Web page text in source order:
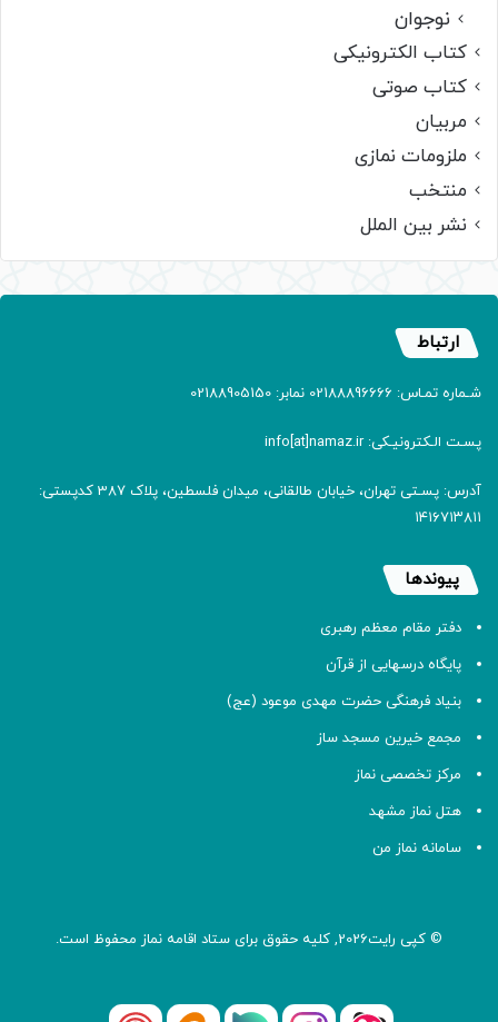
نوجوان
کتاب الکترونیکی
کتاب صوتی
مربیان
ملزومات نمازی
منتخب
نشر بین الملل
ارتباط
شـماره تمـاس: 02188896666 نمابر: 02188905150
پسـت الـکترونیـکی: info[at]namaz.ir
آدرس: پسـتی تهران، خیابان طالقانی، میدان فلسطین، پلاک 387 کدپستی:
۱۴۱۶۷۱۳۸۱۱
پیوندها
دفتر مقام معظم رهبری
پایگاه درسهایی از قرآن
بنیاد فرهنگی حضرت مهدی موعود (عج)
مجمع خیرین مسجد ساز
مرکز تخصصی نماز
هتل نماز مشهد
سامانه نماز من
© کپی رایت2026, کلیه حقوق برای ستاد اقامه نماز محفوظ است.